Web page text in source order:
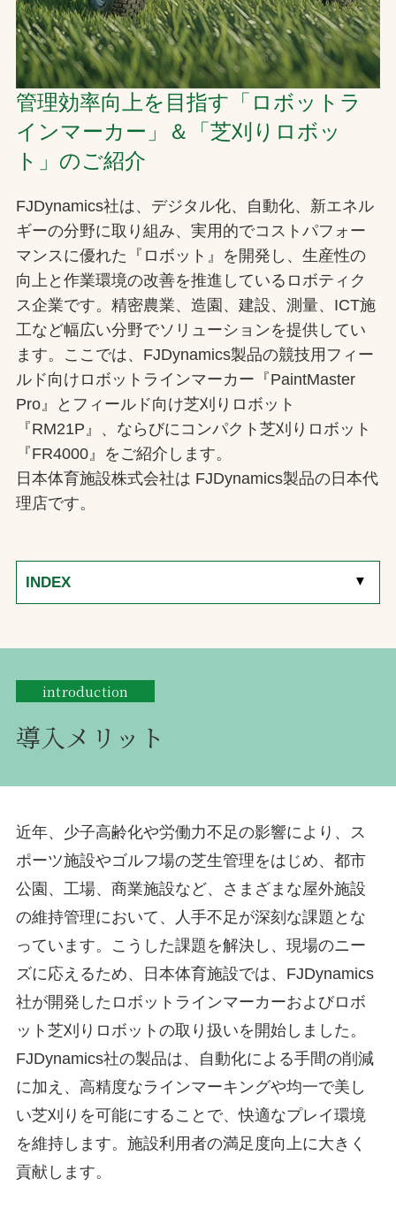
管理効率向上を目指す「ロボットラ
インマーカー」＆「芝刈りロボッ
ト」のご紹介
FJDynamics社は、デジタル化、自動化、新エネル
ギーの分野に取り組み、実用的でコストパフォー
マンスに優れた『ロボット』を開発し、生産性の
向上と作業環境の改善を推進しているロボティク
ス企業です。精密農業、造園、建設、測量、ICT施
工など幅広い分野でソリューションを提供してい
ます。ここでは、FJDynamics製品の競技用フィー
ルド向けロボットラインマーカー『PaintMaster
Pro』とフィールド向け芝刈りロボット
『RM21P』、ならびにコンパクト芝刈りロボット
『FR4000』をご紹介します。
日本体育施設株式会社は FJDynamics製品の日本代
理店です。
INDEX ▼
introduction
導入メリット
近年、少子高齢化や労働力不足の影響により、ス
ポーツ施設やゴルフ場の芝生管理をはじめ、都市
公園、工場、商業施設など、さまざまな屋外施設
の維持管理において、人手不足が深刻な課題とな
っています。こうした課題を解決し、現場のニー
ズに応えるため、日本体育施設では、FJDynamics
社が開発したロボットラインマーカーおよびロボ
ット芝刈りロボットの取り扱いを開始しました。
FJDynamics社の製品は、自動化による手間の削減
に加え、高精度なラインマーキングや均一で美し
い芝刈りを可能にすることで、快適なプレイ環境
を維持します。施設利用者の満足度向上に大きく
貢献します。